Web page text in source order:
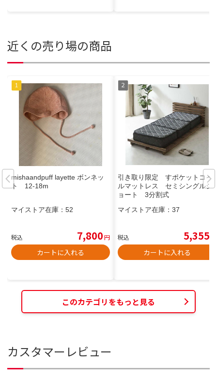
近くの売り場の商品
mishaandpuff layette ボンネッ
ト 12-18m
マイストア在庫： 52
税込 7,800円
カートに入れる
引き取り限定 すポケットコイ
ルマットレス セミシングルシ
ョート 3分割式
マイストア在庫： 37
税込 5,355
カートに入れる
このカテゴリをもっと見る
カスタマーレビュー